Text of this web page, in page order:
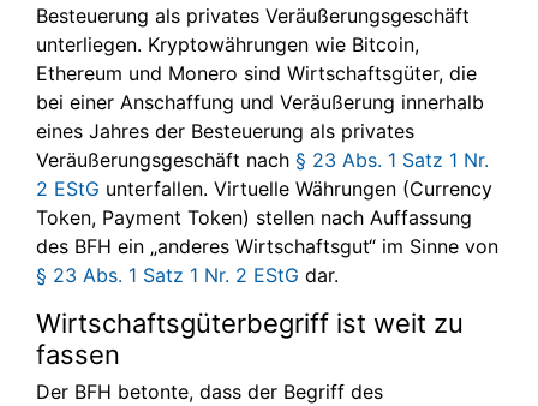
Besteuerung als privates Veräußerungsgeschäft
unterliegen. Kryptowährungen wie Bitcoin,
Ethereum und Monero sind Wirtschaftsgüter, die
bei einer Anschaffung und Veräußerung innerhalb
eines Jahres der Besteuerung als privates
Veräußerungsgeschäft nach § 23 Abs. 1 Satz 1 Nr.
2 EStG unterfallen. Virtuelle Währungen (Currency
Token, Payment Token) stellen nach Auffassung
des BFH ein „anderes Wirtschaftsgut“ im Sinne von
§ 23 Abs. 1 Satz 1 Nr. 2 EStG dar.
Wirtschaftsgüterbegriff ist weit zu
fassen
Der BFH betonte, dass der Begriff des